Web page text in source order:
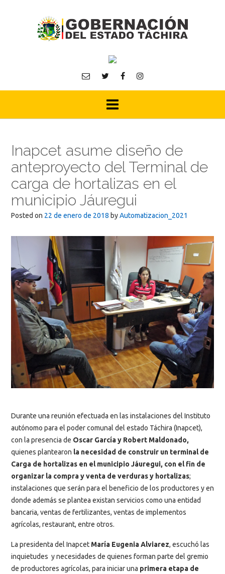
Inapcet asume diseño de
anteproyecto del Terminal de
carga de hortalizas en el
municipio Jáuregui
Posted on 22 de enero de 2018 byAutomatizacion_2021
Durante una reunión efectuada en las instalaciones del Instituto
autónomo para el poder comunal del estado Táchira (Inapcet),
con la presencia de Oscar García y Robert Maldonado,
quienes plantearon la necesidad de construir un terminal de
Carga de hortalizas en el municipio Jáuregui, con el fin de
organizar la compra y venta de verduras y hortalizas;
instalaciones que serán para el beneficio de los productores y en
donde además se plantea existan servicios como una entidad
bancaria, ventas de fertilizantes, ventas de implementos
agrícolas, restaurant, entre otros.
La presidenta del Inapcet María Eugenia Alviarez, escuchó las
inquietudes y necesidades de quienes forman parte del gremio
de productores agrícolas, para iniciar una primera etapa de